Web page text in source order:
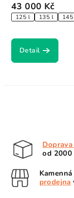
43 000 Kč
125 l 135 l
Detail
od
Kamenná
prodejna